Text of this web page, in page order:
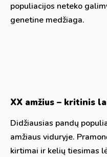
populiacijos neteko
genetine medžiaga.
XX amžius – kritinis
Didžiausias pandų
amžiaus viduryje.
kirtimai ir kelių tiesimas